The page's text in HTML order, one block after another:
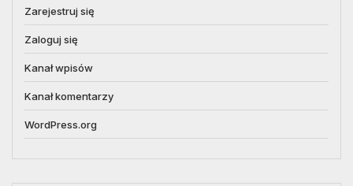
Zarejestruj się
Zaloguj się
Kanał wpisów
Kanał komentarzy
WordPress.org